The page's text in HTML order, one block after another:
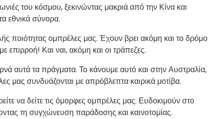
του κόσμου, ξεκινώντας μακριά από την Κίνα και
εθνικά σύνορα.
ποιότητας ομπρέλες μας. Έχουν βρει ακόμη και το δρόμο
επιρροή! Και ναι, ακόμη και οι τράπεζες.
αυτά τα πράγματα. Το κάνουμε αυτό και στην Αυστραλία,
μας συνδυάζονται με απρόβλεπτα καιρικά μοτίβα.
να δείτε τις όμορφες ομπρέλες μας. Ευδοκιμούν στο
τη συγχώνευση παράδοσης και καινοτομίας.